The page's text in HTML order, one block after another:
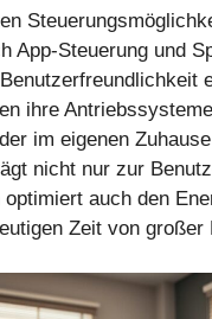
App-Steuerung und
ihre
im eigenen
nicht nur zur
optimiert auch den
Zeit von großer